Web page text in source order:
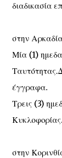
διαδικασία
στην
Μία (1)
έγγραφα.
Τρεις (3)
Κυκλοφορίας.
στην